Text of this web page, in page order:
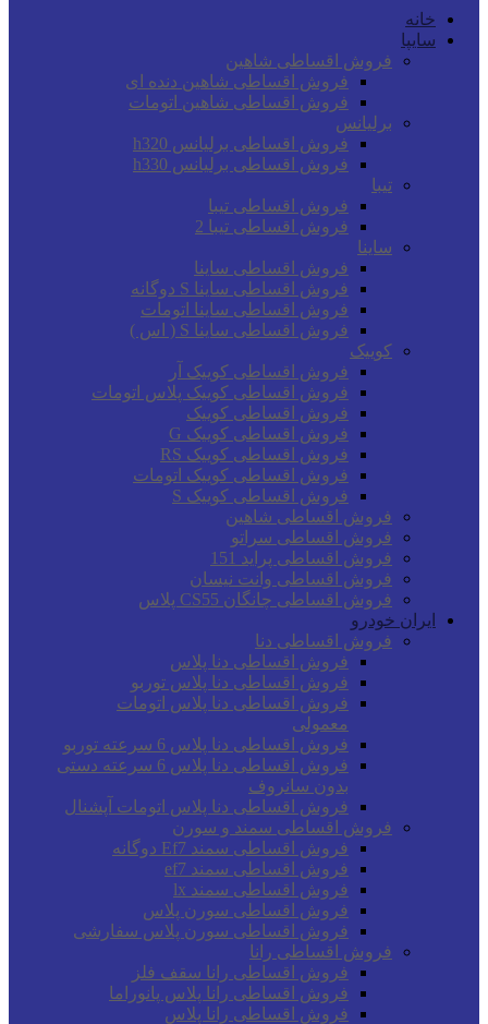
خانه
سایپا
فروش اقساطی شاهین
فروش اقساطی شاهین دنده ای
فروش اقساطی شاهین اتومات
برلیانس
فروش اقساطی برلیانس h320
فروش اقساطی برلیانس h330
تیبا
فروش اقساطی تیبا
فروش اقساطی تیبا 2
ساینا
فروش اقساطی ساینا
فروش اقساطی ساینا S دوگانه
فروش اقساطی ساینا اتومات
فروش اقساطی ساینا S ( اس )
کوییک
فروش اقساطی کوییک آر
فروش اقساطی کوییک پلاس اتومات
فروش اقساطی کوییک
فروش اقساطی کوییک G
فروش اقساطی کوییک RS
فروش اقساطی کوییک اتومات
فروش اقساطی کوییک S
فروش اقساطی شاهین
فروش اقساطی سراتو
فروش اقساطی پراید 151
فروش اقساطی وانت نیسان
فروش اقساطی چانگان CS55 پلاس
ایران خودرو
فروش اقساطی دنا
فروش اقساطی دنا پلاس
فروش اقساطی دنا پلاس توربو
فروش اقساطی دنا پلاس اتومات
معمولی
فروش اقساطی دنا پلاس 6 سرعته توربو
فروش اقساطی دنا پلاس 6 سرعته دستی
بدون سانروف
فروش اقساطی دنا پلاس اتومات آپشنال
فروش اقساطی سمند و سورن
فروش اقساطی سمند Ef7 دوگانه
فروش اقساطی سمند ef7
فروش اقساطی سمند lx
فروش اقساطی سورن پلاس
فروش اقساطی سورن پلاس سفارشی
فروش اقساطی رانا
فروش اقساطی رانا سقف فلز
فروش اقساطی رانا پلاس پانوراما
فروش اقساطی رانا پلاس